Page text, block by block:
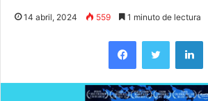
14 abril, 2024 559 1 minuto de lectura